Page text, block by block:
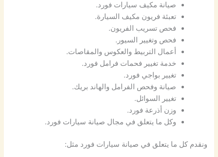
صيانة مكيف سيارات فورد.
تعبئة فريون مكيف السيارة.
فحص تسريب الفريون.
فحص وتغيير السيور.
أعمال التربيط والعكوس والمقاصات.
خدمة تغيير فحمات فرامل فورد.
تغيير بواجي فورد.
صيانة وفحص الفرامل والهاند بريك.
تغيير السوائل.
وزن أذرعة فورد.
وكل ما يتعلق في مجال صيانة سيارات فورد.
ونقدم كل ما يتعلق في صيانة سيارات فورد مثل: